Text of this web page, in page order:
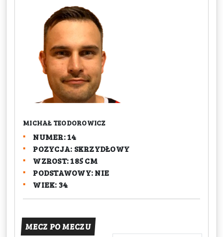
MICHAŁ TEODOROWICZ
NUMER: 14
POZYCJA: SKRZYDŁOWY
WZROST: 185 CM
PODSTAWOWY: NIE
WIEK: 34
MECZ PO MECZU